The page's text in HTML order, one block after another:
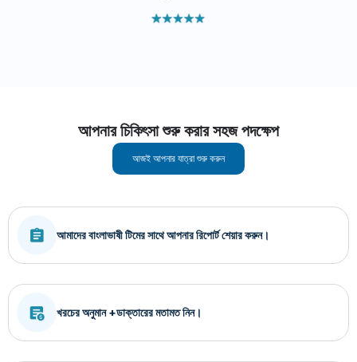
আপনার চিকিৎসা শুরু করার সহজ পদক্ষেপ
আজই আপনার যাত্রা শুরু করুন
আমাদের বাংলাভাষী টিমের সাথে আপনার রিপোর্ট শেয়ার করুন।
খরচের অনুমান +ডাক্তারের মতামত নিন।